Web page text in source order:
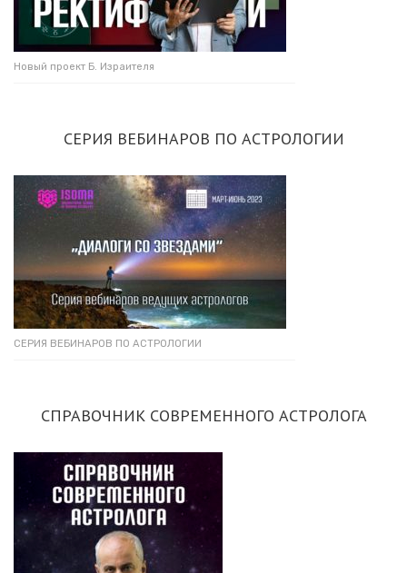
Новый проект Б. Израителя
СЕРИЯ ВЕБИНАРОВ ПО АСТРОЛОГИИ
СЕРИЯ ВЕБИНАРОВ ПО АСТРОЛОГИИ
СПРАВОЧНИК СОВРЕМЕННОГО АСТРОЛОГА